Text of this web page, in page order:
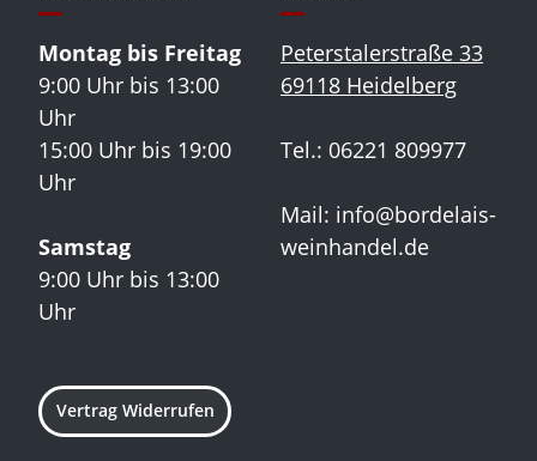
Montag bis Freitag
9:00 Uhr bis 13:00
Uhr
15:00 Uhr bis 19:00
Uhr
Samstag
9:00 Uhr bis 13:00
Uhr
Peterstalerstraße 33
69118 Heidelberg
Tel.: 06221 809977
Mail: info@bordelais-
weinhandel.de
Vertrag Widerrufen